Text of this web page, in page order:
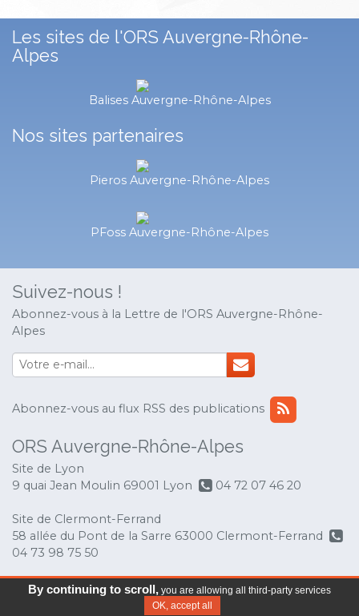
Les sites de l'ORS Auvergne-Rhône-
Alpes
Balises Auvergne-Rhône-Alpes
Nos sites partenaires
Pieros Auvergne-Rhône-Alpes
PFoss Auvergne-Rhône-Alpes
Suivez-nous !
Abonnez-vous à la Lettre de l'ORS Auvergne-Rhône-
Alpes
Abonnez-vous au flux RSS des publications
ORS Auvergne-Rhône-Alpes
Site de Lyon
9 quai Jean Moulin 69001 Lyon
04 72 07 46 20
Site de Clermont-Ferrand
58 allée du Pont de la Sarre 63000 Clermont-Ferrand
04 73 98 75 50
© Copyright 2017 ORS Auvergne-Rhône-Alpes-
By continuing to scroll,you are allowing all third-party services
OK, accept all